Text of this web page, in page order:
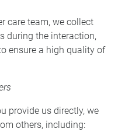
care team, we collect
during the interaction,
ensure a high quality of
provide us directly, we
others, including: